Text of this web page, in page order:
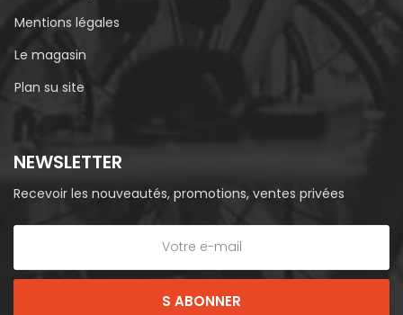
Mentions légales
Le magasin
Plan su site
NEWSLETTER
Recevoir les nouveautés, promotions, ventes privées
S ABONNER